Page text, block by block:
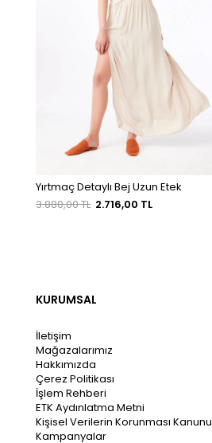
Yırtmaç Detaylı Bej Uzun Etek
3.880,00 TL 2.716,00 TL
KURUMSAL
İletişim
Mağazalarımız
Hakkımızda
Çerez Politikası
İşlem Rehberi
ETK Aydınlatma Metni
Kişisel Verilerin Korunması Kanunu
Kampanyalar